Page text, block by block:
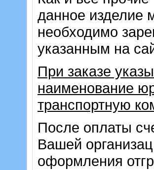
данное изделие
необходимо
указанным на
При заказе
наименование
транспортную
После оплаты
Вашей
оформления